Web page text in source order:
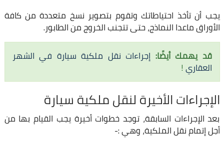
يجب أن تأخذ احتياطاتك وتقوم بتصوير نسخ متعددة من كافة
الأوراق ماعدا النماذج، حتى تتجنب الخروج من الطابور.
قد يهمك أيضًا: إجراءات نقل ملكية سيارة في الشهر
العقاري!
الإجراءات الأخيرة لنقل ملكية سيارة
بعد الإجراءات السابقة، توجد خطوات أخيرة يجب القيام بها من
أجل إتمام نقل الملكية، وهي :-